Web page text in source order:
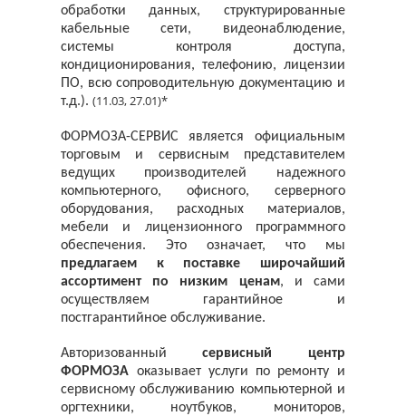
обработки данных, структурированные
кабельные сети, видеонаблюдение,
системы контроля доступа,
кондиционирования, телефонию, лицензии
ПО, всю сопроводительную документацию и
т.д.).(11.03, 27.01)*
ФОРМОЗА-СЕРВИС является официальным
торговым и сервисным представителем
ведущих производителей надежного
компьютерного, офисного, серверного
оборудования, расходных материалов,
мебели и лицензионного программного
обеспечения. Это означает, что мы
предлагаем к поставке широчайший
ассортимент по низким ценам, и сами
осуществляем гарантийное и
постгарантийное обслуживание.
Авторизованный
сервисный центр
ФОРМОЗА оказывает услуги по ремонту и
сервисному обслуживанию компьютерной и
оргтехники, ноутбуков, мониторов,